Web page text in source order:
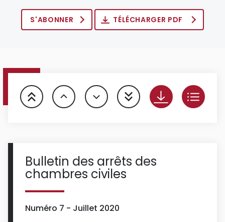
S'ABONNER TÉLÉCHARGER PDF
Bulletin des arrêts des
chambres civiles
Numéro 7 - Juillet 2020